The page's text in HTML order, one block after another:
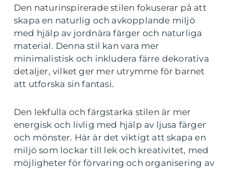
Den naturinspirerade stilen fokuserar på att
skapa en naturlig och avkopplande miljö
med hjälp av jordnära färger och naturliga
material. Denna stil kan vara mer
minimalistisk och inkludera färre dekorativa
detaljer, vilket ger mer utrymme för barnet
att utforska sin fantasi.
Den lekfulla och färgstarka stilen är mer
energisk och livlig med hjälp av ljusa färger
och mönster. Här är det viktigt att skapa en
miljö som lockar till lek och kreativitet, med
möjligheter för förvaring och organisering av